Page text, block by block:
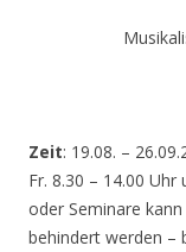
Zeit: 19.08. –
Fr. 8.30 – 14.00
oder Seminare
behindert werden –